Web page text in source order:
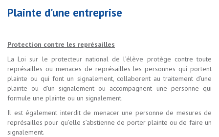
Plainte d'une entreprise
Protection contre les représailles
La Loi sur le protecteur national de l’élève protège contre toute
représailles ou menaces de représailles les personnes qui portent
plainte ou qui font un signalement, collaborent au traitement d’une
plainte ou d'un signalement ou accompagnent une personne qui
formule une plainte ou un signalement.
Il est également interdit de menacer une personne de mesures de
représailles pour qu’elle s’abstienne de porter plainte ou de faire un
signalement.